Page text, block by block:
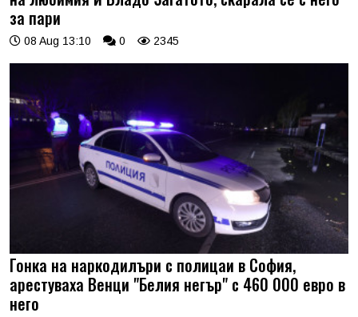
за пари
08 Aug 13:10 0 2345
Гонка на наркодилъри с полицаи в София,
арестуваха Венци "Белия негър" с 460 000 евро в
него